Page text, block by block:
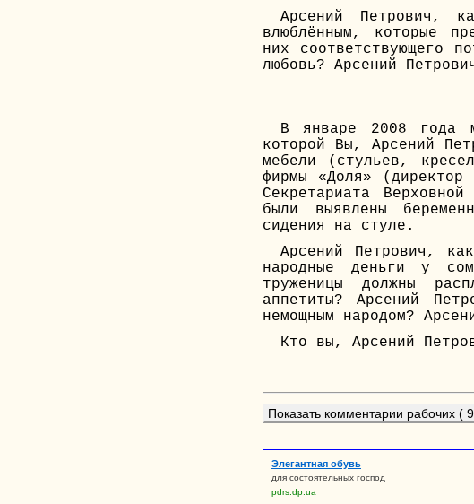
Арсений Петрович,
влюблённым, которые
них соответствующего
любовь? Арсений
В январе 2008 года
которой Вы, Арсений
мебели (стульев,
фирмы «Доля»
Секретариата
были выявлены
сидения на стуле.
Арсений Петрович,
народные деньги у
труженицы должны
аппетиты? Арсений
немощным народом?
Кто вы, Арсений
Показать комментарии рабочих (
Элегантная обувь
для состоятельных господ
pdrs.dp.ua